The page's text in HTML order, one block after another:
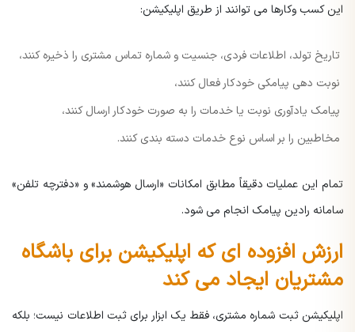
این کسب وکارها می توانند از طریق اپلیکیشن:
تاریخ تولد، اطلاعات فردی، جنسیت و شماره تماس مشتری را ذخیره کنند،
نوبت دهی پیامکی خودکار فعال کنند،
پیامک یادآوری نوبت یا خدمات را به صورت خودکار ارسال کنند،
مخاطبین را بر اساس نوع خدمات دسته بندی کنند.
تمام این عملیات دقیقاً مطابق امکانات «ارسال هوشمند» و «دفترچه تلفن»
سامانه رادین پیامک انجام می شود.
ارزش افزوده ای که اپلیکیشن برای باشگاه
مشتریان ایجاد می کند
اپلیکیشن ثبت شماره مشتری، فقط یک ابزار برای ثبت اطلاعات نیست؛ بلکه